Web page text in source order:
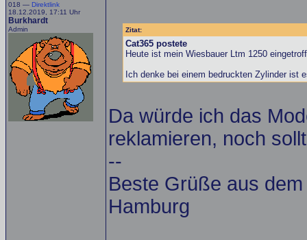
018 — Direktlink
18.12.2019, 17:11 Uhr
Burkhardt
Admin Zitat:
Cat365 postete
Heute ist mein Wiesbauer Ltm 1250
Ich denke bei einem bedruckten Zylinder ist
Da würde ich das
reklamieren, noch
--
Beste Grüße aus
Hamburg